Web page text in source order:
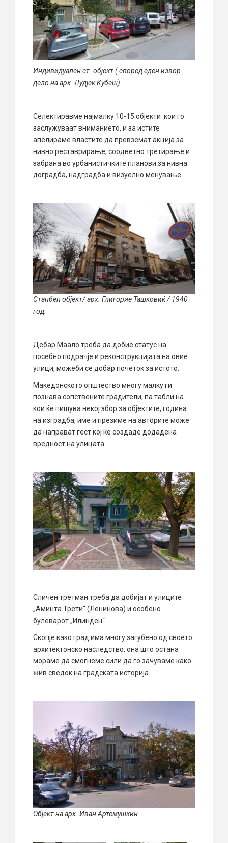
Индивидуален ст. објект ( според еден извор
дело на арх. Лудјек Кубеш)
Селектиравме најмалку 10-15 објекти кои го
заслужуваат вниманието, и за истите
апелираме властите да превземат акција за
нивно реставрирање, соодветно третирање и
забрана во урбанистичките планови за нивна
доградба, надградба и визуелно менување.
Станбен објект/ арх. Глигорие Ташковиќ / 1940
год.
Дебар Маало треба да добие статус на
посебно подрачје и реконструкцијата на овие
улици, можеби се добар почеток за истото.
Македонското општество многу малку ги
познава сопствените градители, па табли на
кои ќе пишува некој збор за објектите, година
на изградба, име и презиме на авторите може
да направат гест кој ќе создаде додадена
вредност на улицата.
Сличен третман треба да добијат и улиците
„Аминта Трети“ (Ленинова) и особено
булеварот „Илинден“.
Скопје како град има многу загубено од своето
архитектонско наследство, она што остана
мораме да смогнеме сили да го зачуваме како
жив сведок на градската историја.
Објект на арх. Иван Артемушкин